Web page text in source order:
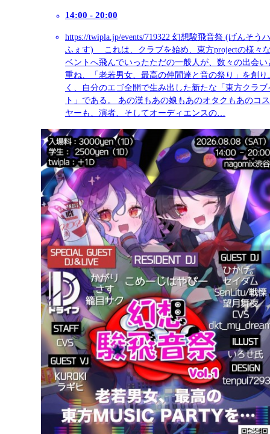
AUG09 SUN
2026.08
Joy to the globe
08:00 - 17:00 オフ会
100%globeなイベント「Joy to the globe」!! まだまだ
とglobeを!! #Joytotheglobe 東京 #ジョイグロ 、globeデ
に開催します
平日夜ではなく、日曜日お昼です！
DJが 100％globe全開の大音量高音質でお届け
みん
て飲んで騒ぎ倒してお祝いしましょ〜